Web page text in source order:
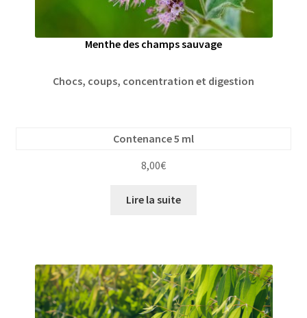
Menthe des champs sauvage
Chocs, coups, concentration et digestion
Contenance 5 ml
8,00€
Lire la suite